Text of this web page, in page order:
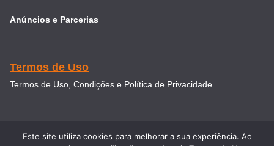
Anúncios e Parcerias
Termos de Uso
Termos de Uso, Condições e Política de Privacidade
Este site utiliza cookies para melhorar a sua experiência. Ao